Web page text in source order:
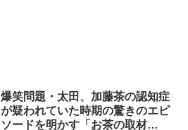
爆笑問題・太田、加藤茶の認知症
が疑われていた時期の驚きのエピ
ソードを明かす「お茶の取材